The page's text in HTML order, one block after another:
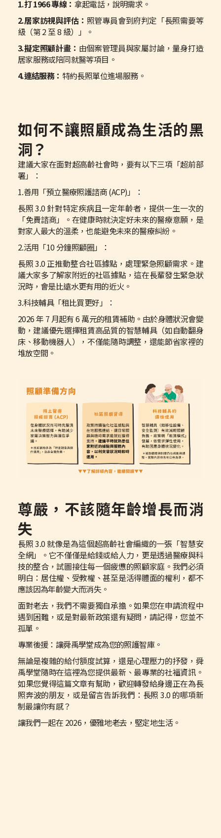
1.打 1966 專線： 拿起電話，說明需求。
2.居家訪視與評估： 照管專員會到府判定「長照需要等
級（第 2 至 8 級）」。
3.擬定照顧計畫： 由個案管理員與家屬討論，量身打造
居家服務或陪同就醫等項目。
4.連結服務： 特約長照單位進場服務。
如何不讓照顧成為生活的黑
洞？
建議大家在面對超高齡社會時，要有以下三項「超前部
署」：
1.善用「預立醫療照護諮商 (ACP)」：
長照 3.0 針對特定疾病且一定年齡者，提供一生一次的
「免費諮商」。在健康時就決定好未來的醫療意願，是
對家人最大的溫柔，也能避免未來的醫療糾紛。
2.活用「10 分鐘照顧圈」：
長照 3.0 正推動整合社區據點，處理緊急照顧需求。建
議大家多了解家附近的社區據點，這在長輩發生緊急狀
況時，會是比遠水更有用的近火。
3.科技輔具「租比買更好」：
2026 年 7 月起有 6 萬元的租賃補助。由於身體狀況會變
動，建議優先選擇租賃高品質的智慧輔具（如自動翻身
床、移動機器人），不僅能隨時調整，還能節省家裡的
堆放空間。
尊嚴，不該隨年齡增長而消
失
長照 3.0 就像是為這個超高齡社會編織的一張「智慧安
全網」。它不僅僅是給錢或給人力，更是透過醫療與科
技的整合，試圖接住每一個疲憊的照顧家庭。我們必須
明白：居住權、受教權、甚至是活得體面的權利，都不
應該因為年齡變大而消失。
面對老去，我們不需要獨自承擔。如果您在申請流程中
遇到困難，或是對最新政策還有疑問，請記得，您並不
孤單。
專業後援：讓舜禹學堂成為您的照護智庫。
無論是複雜的給付額度試算，還是心理壓力的抒發，舜
禹學堂隨時在這裡為您提供最新、最專業的社福資訊。
如果您覺得這篇文章有幫助，歡迎轉發給身邊正在為長
照奔波的朋友，或是留言告訴我們：長照 3.0 的哪項新
制最讓你有感？
讓我們一起在 2026，優雅地老去，堅定地生活。